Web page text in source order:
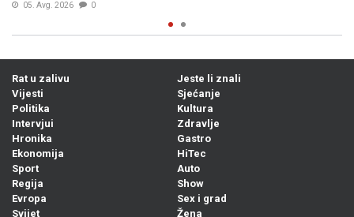
06. Avg. 2026
Rat u zalivu
Vijesti
Politika
Intervjui
Hronika
Ekonomija
Sport
Regija
Evropa
Svijet
Jeste li znali
Sjećanje
Kultura
Zdravlje
Gastro
HiTec
Auto
Show
Sex i grad
Žena